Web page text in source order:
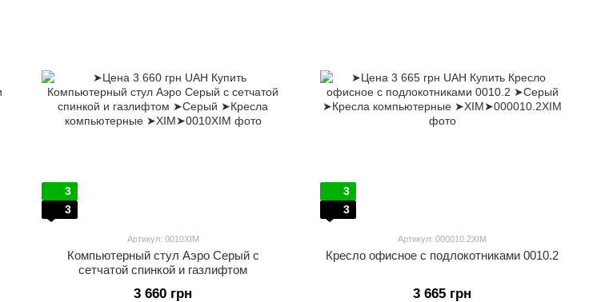
3
3
Артикул: 0010XIM
Компьютерный стул Аэро Серый с
сетчатой спинкой и газлифтом
3 660 грн
3
3
Артикул: 000010.2XIM
Кресло офисное с подлокотниками 0010.2
3 665 грн